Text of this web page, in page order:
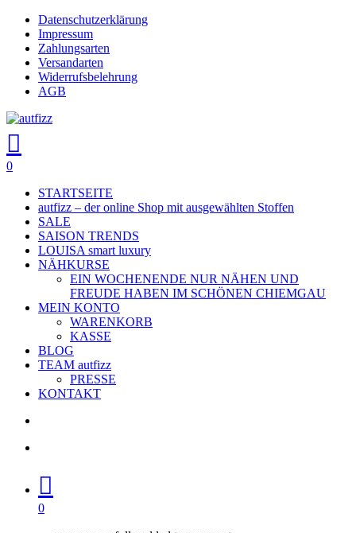
Skip
main
content
Datenschutzerklärung
Impressum
Zahlungsarten
Versandarten
Widerrufsbelehrung
AGB
search
account
0
STARTSEITE
autfizz – der online Shop mit ausgewählten Stoffen
SALE
SAISON TRENDS
LOUISA smart luxury
NÄHKURSE
EIN WOCHENENDE NUR NÄHEN UND
FREUDE HABEN IM SCHÖNEN CHIEMGAU
MEIN KONTO
WARENKORB
KASSE
BLOG
TEAM autfizz
PRESSE
KONTAKT
0